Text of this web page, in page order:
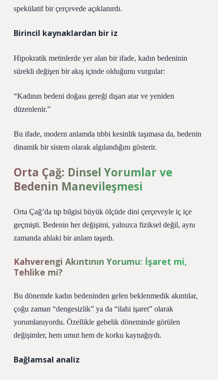
spekülatif bir çerçevede açıklanırdı.
Birincil kaynaklardan bir iz
Hipokratik metinlerde yer alan bir ifade, kadın bedeninin
sürekli değişen bir akış içinde olduğunu vurgular:
“Kadının bedeni doğası gereği dışarı atar ve yeniden
düzenlenir.”
Bu ifade, modern anlamda tıbbi kesinlik taşımasa da, bedenin
dinamik bir sistem olarak algılandığını gösterir.
Orta Çağ: Dinsel Yorumlar ve
Bedenin Manevileşmesi
Orta Çağ’da tıp bilgisi büyük ölçüde dini çerçeveyle iç içe
geçmişti. Bedenin her değişimi, yalnızca fiziksel değil, aynı
zamanda ahlaki bir anlam taşırdı.
Kahverengi Akıntının Yorumu: İşaret mi,
Tehlike mi?
Bu dönemde kadın bedeninden gelen beklenmedik akıntılar,
çoğu zaman “dengesizlik” ya da “ilahi işaret” olarak
yorumlanıyordu. Özellikle gebelik döneminde görülen
değişimler, hem umut hem de korku kaynağıydı.
Bağlamsal analiz